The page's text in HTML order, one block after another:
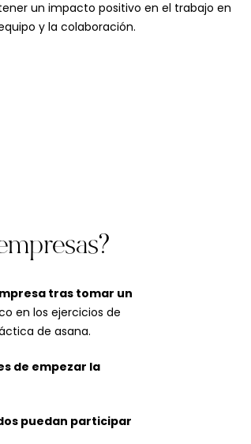
un impacto positivo en el trabajo en
y la colaboración.
tras tomar un
en los ejercicios de
de asana.
de empezar la
puedan participar